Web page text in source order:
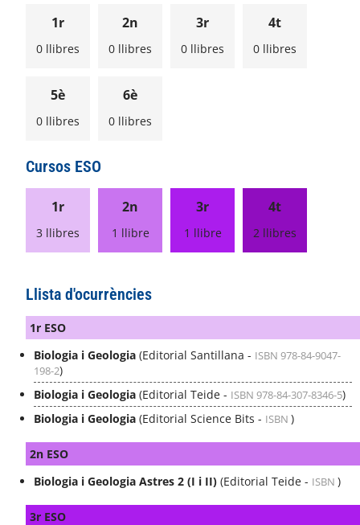
1r
0 llibres
2n
0 llibres
3r
0 llibres
4t
0 llibres
5è
0 llibres
6è
0 llibres
Cursos ESO
1r
3 llibres
2n
1 llibre
3r
1 llibre
4t
2 llibres
Llista d'ocurrències
1r ESO
Biologia i Geologia (Editorial Santillana - ISBN 978-84-9047-
198-2)
Biologia i Geologia (Editorial Teide - ISBN 978-84-307-8346-5)
Biologia i Geologia (Editorial Science Bits - ISBN )
2n ESO
Biologia i Geologia Astres 2 (I i II) (Editorial Teide - ISBN )
3r ESO